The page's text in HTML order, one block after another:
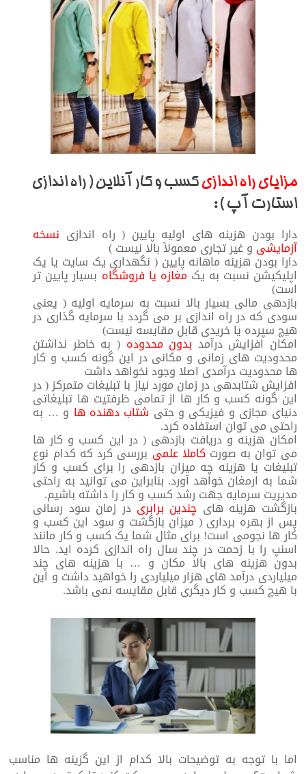
مزایای راه اندازیکسب و کار آنلاین ( راه اندازی
استارت آپ ) :
دارا بودن هزینه های اولیه پایین ( راه اندازی نسخه
آزمایشی و غیر تجاری معمولاً بالا نیست )
دارا بودن هزینه ماهانه پایین ( نگهداری یک سایت یا یک
اپلیکیشن نسبت به یکمغازه یا فروشگاه بسیار پایین تر
است)
بازدهی مالی بسیار بالا نسبت به سرمایه اولیه ( یعنی
سودی که در راه اندازی بر می گردد با سرمایه گذاری در
هیچ سپرده یا خریدی قابل مقایسه نیست)
امکان افزایش درآمد بدون محدوده ( به خاطر نداشتن
محدودیت های زمانی و مکانی در این گونه کسب و کار
ها محدودیت درآمدی اصلا وجود نخواهد داشت
افزایش شتابدهی در زمان مورد نیاز با تبلیغات متمرکز ( در
این گونه کسب و کار ها از تمامی ظرفتیت ها تبلیغاتی
دنیای مجازی و فیزیکی و حتی شتاب دهنده ها و … به
راحتی می توان استفاده کرد.
امکان هزینه و دریافت بازدهی ( در این کسب و کار ها
می توان به صورت کاملا علمی بررسی کرد که کدام نوع
تبلیغات یا هزینه چه میزان بازدهی را برای کسب و کار
شما به ارمغان خواهد آورد. بنابراین می توانید به راحتی
مدیریت سرمایه جهت رشد کسب و کار را داشته باشیم.
بازگشت هزینه های چندین برابری در زمان سود رسانی
پس از بهره برداری ( میزان بازگشت و سود این کسب و
کار ها نجومی است! برای مثال شما یک کسب و کار مانند
اسنپ را با زحمت در چند سال راه اندازی کرده اید. حالا
بدون هزینه های بالا مکان و … با هزینه های چند
میلیاردی درآمد های هزار میلیاردی را خواهید داشت و این
با هیچ کسب و کار دیگری قابل مقایسه نمی باشد.
اما با توجه به توضیحات بالا کدام از این گزینه ها مناسب